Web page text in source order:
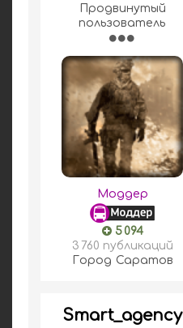
Продвинутый
пользователь
Моддер
5 094
3 760 публикаций
Город Саратов
Smart_agency